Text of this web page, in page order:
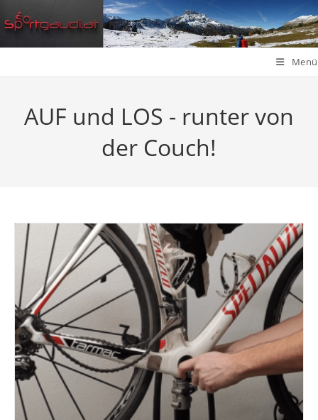
Zum
Inhalt
Menü
AUF und LOS - runter von
der Couch!